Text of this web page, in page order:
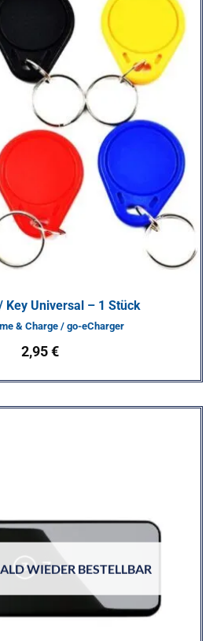
Key Universal – 1 Stück
& Charge / go-eCharger
2,95€
WIEDER BESTELLBAR